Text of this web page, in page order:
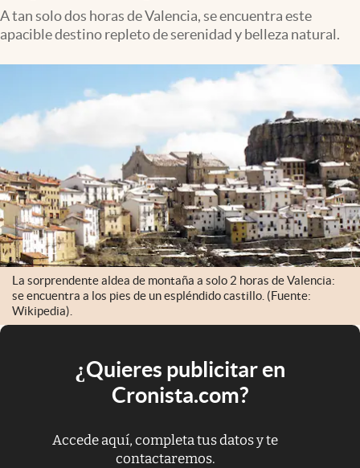
A tan solo dos horas de Valencia, se encuentra este
apacible destino repleto de serenidad y belleza natural.
La sorprendente aldea de montaña a solo 2 horas de Valencia:
se encuentra a los pies de un espléndido castillo. (Fuente:
Wikipedia).
¿Quieres publicitar en
Cronista.com?
Accede aquí, completa tus datos y te
contactaremos.